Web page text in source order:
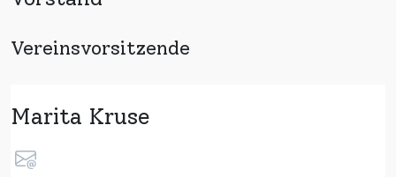
Vereinsvorsitzende
Marita Kruse